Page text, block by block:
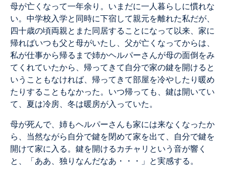
母が亡くなって一年余り。いまだに一人暮らしに慣れな
い。中学校入学と同時に下宿して親元を離れた私だが、
四十歳の頃両親とまた同居することになって以来、家に
帰ればいつも父と母がいたし、父が亡くなってからは、
私が仕事から帰るまで姉かヘルパーさんが母の面倒をみ
てくれていたから、帰ってきて自分で家の鍵を開けると
いうこともなければ、帰ってきて部屋を冷やしたり暖め
たりすることもなかった。いつ帰っても、鍵は開いてい
て、夏は冷房、冬は暖房が入っていた。
母が死んで、姉もヘルパーさんも家には来なくなったか
ら、当然ながら自分で鍵を閉めて家を出て、自分で鍵を
開けて家に入る。鍵を開けるカチャリという音が響く
と、「ああ、独りなんだなあ・・・」と実感する。